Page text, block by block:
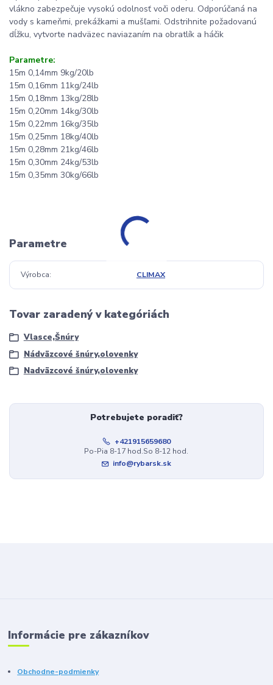
vlákno zabezpečuje vysokú odolnosť voči oderu. Odporúčaná na
vody s kameňmi, prekážkami a mušľami. Odstrihnite požadovanú
dĺžku, vytvorte nadväzec naviazaním na obratlík a háčik
Parametre:
15m 0,14mm 9kg/20lb
15m 0,16mm 11kg/24lb
15m 0,18mm 13kg/28lb
15m 0,20mm 14kg/30lb
15m 0,22mm 16kg/35lb
15m 0,25mm 18kg/40lb
15m 0,28mm 21kg/46lb
15m 0,30mm 24kg/53lb
15m 0,35mm 30kg/66lb
Parametre
Výrobca CLIMAX
Tovar zaradený v kategóriách
Vlasce,Šnúry
Nádväzcové šnúry,olovenky
Nadväzcové šnúry,olovenky
Potrebujete poradiť?
+421915659680
Po-Pia 8-17 hod.So 8-12 hod.
info@rybarsk.sk
Informácie pre zákazníkov
Obchodne-podmienky